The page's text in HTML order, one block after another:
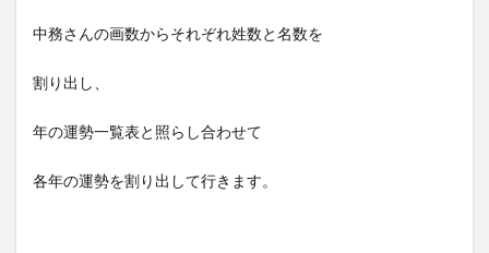
中務さんの画数からそれぞれ姓数と名数を
割り出し、
年の運勢一覧表と照らし合わせて
各年の運勢を割り出して行きます。